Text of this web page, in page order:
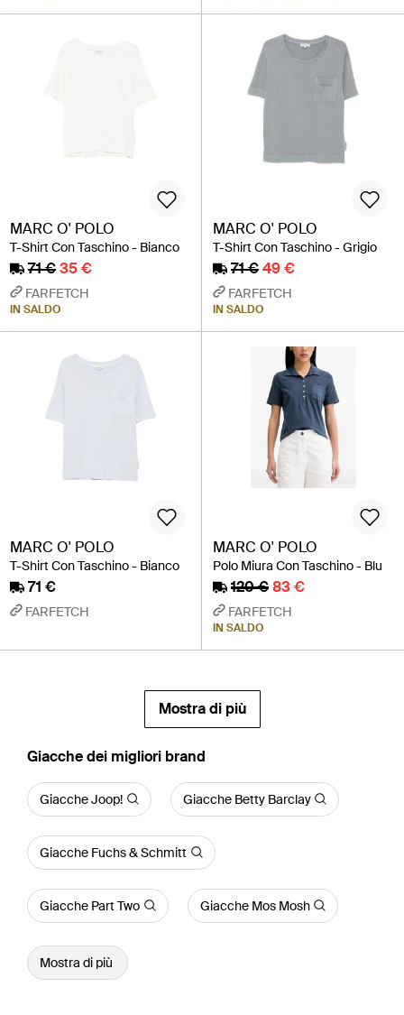
MARC O' POLO
T-Shirt Con Taschino - Bianco
71 €35 €
FARFETCH
IN SALDO
MARC O' POLO
T-Shirt Con Taschino - Grigio
71 €49 €
FARFETCH
IN SALDO
MARC O' POLO
T-Shirt Con Taschino - Bianco
71 €
FARFETCH
MARC O' POLO
Polo Miura Con Taschino - Blu
120 €83 €
FARFETCH
IN SALDO
Mostra di più
‪Giacche‬ dei migliori brand
Giacche Joop! Giacche Betty Barclay
Giacche Fuchs & Schmitt
Giacche Part Two Giacche Mos Mosh
Mostra di più